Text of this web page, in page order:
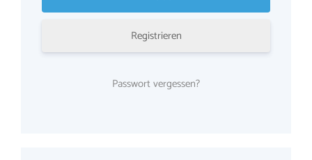
Registrieren
Passwort vergessen?